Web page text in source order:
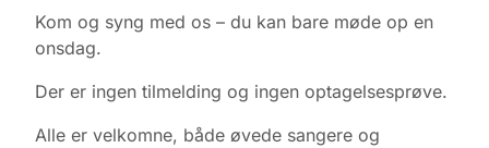
Kom og syng med os – du kan bare møde op en
onsdag.
Der er ingen tilmelding og ingen optagelsesprøve.
Alle er velkomne, både øvede sangere og